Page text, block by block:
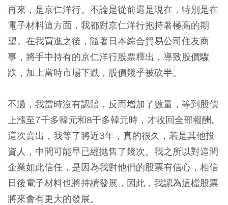
再來，是京仁洋行。不論是從前還是現在，特別是在
電子材料這方面，我都對京仁洋行抱持著極高的期
望。在我買進之後，隨著日本綜合貿易公司住友商
事，將手中持有的京仁洋行股票釋出，導致股價驟
跌，加上當時市場下跌，股價幾乎被砍半。
不過，我當時沒有認賠，反而增加了數量，等到股價
上漲至7千多韓元和8千多韓元時，才收回全部報酬。
這次賣出，我等了將近3年，真的很久，若是其他投
資人，中間可能早已經拋售了幾次。我之所以對這間
企業如此信任，是因為我對他們的股票有信心，相信
日後電子材料也將持續發展，因此，我認為這檔股票
將來會有更大的發展。